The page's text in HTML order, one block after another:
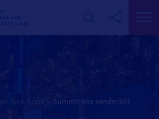
York State summit one vanderbilt